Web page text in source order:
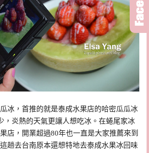
冰，首推的就是泰成水果店的哈密瓜瓜冰
，炎熱的天氣更讓人想吃冰。在蜷尾家冰
店，開業超過80年也一直是大家推薦來到
趟去台南原本還想特地去泰成水果冰回味